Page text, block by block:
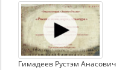
Гимадеев Рустэм Анасович